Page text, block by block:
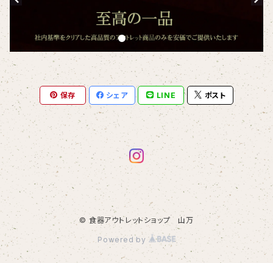
保存 シェア LINE ポスト
© 食器アウトレットショップ 山万
Powered by